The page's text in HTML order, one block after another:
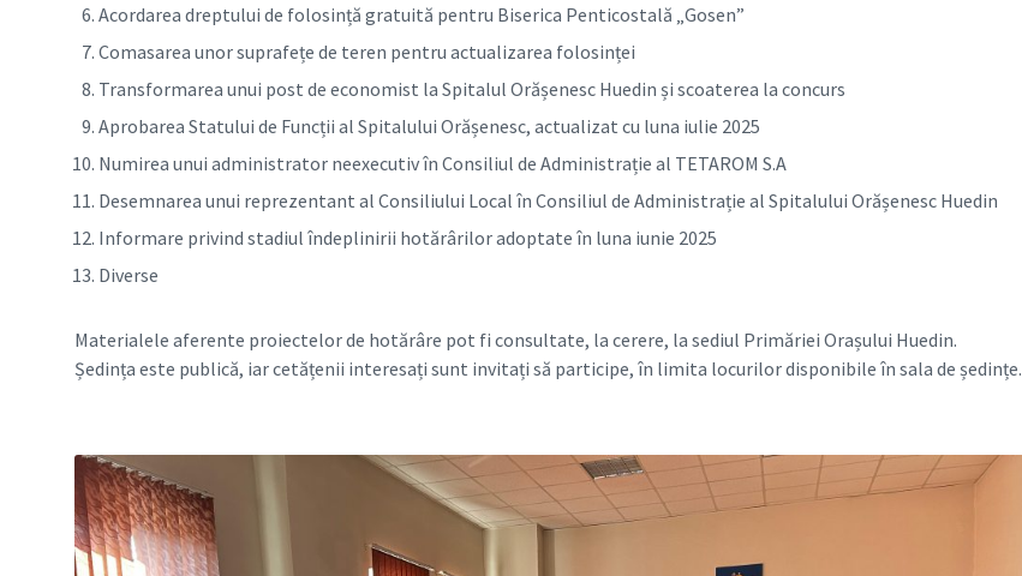
Acordarea dreptului de folosință gratuită pentru Biserica Penticostală „Gosen”
Comasarea unor suprafețe de teren pentru actualizarea folosinței
Transformarea unui post de economist la Spitalul Orășenesc Huedin și scoaterea la concurs
Aprobarea Statului de Funcții al Spitalului Orășenesc, actualizat cu luna iulie 2025
Numirea unui administrator neexecutiv în Consiliul de Administrație al TETAROM S.A
Desemnarea unui reprezentant al Consiliului Local în Consiliul de Administrație al Spitalului Orășenesc Huedin
Informare privind stadiul îndeplinirii hotărârilor adoptate în luna iunie 2025
Diverse
Materialele aferente proiectelor de hotărâre pot fi consultate, la cerere, la sediul Primăriei Orașului Huedin.
Ședința este publică, iar cetățenii interesați sunt invitați să participe, în limita locurilor disponibile în sala de ședințe.